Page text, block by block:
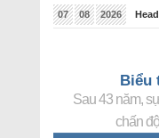
07 08 2026
Biểu
Sau 43 năm,
chấn